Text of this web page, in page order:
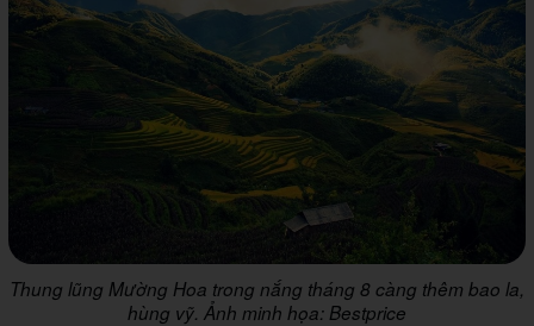
Thung lũng Mường Hoa trong nắng tháng 8 càng thêm bao la,
hùng vỹ. Ảnh minh họa: Bestprice